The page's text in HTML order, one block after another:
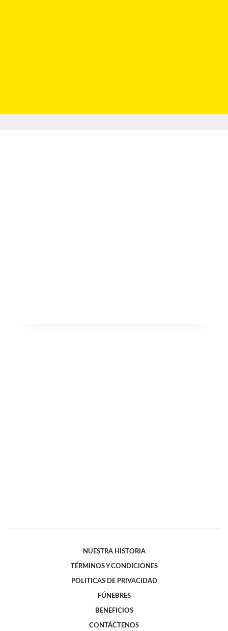
NUESTRA HISTORIA
TÉRMINOS Y CONDICIONES
POLITICAS DE PRIVACIDAD
FÚNEBRES
BENEFICIOS
CONTÁCTENOS